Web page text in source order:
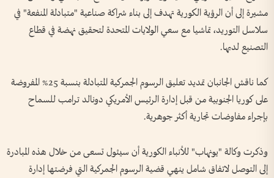
مشيرة إلى أن الرؤية الكورية تهدف إلى بناء شراكة صناعية "متبادلة المنفعة" في
سلاسل التوريد، تماشيا مع سعي الولايات المتحدة لتحقيق نهضة في قطاع
التصنيع لديها.
كما ناقش الجانبان تمديد تعليق الرسوم الجمركية المتبادلة بنسبة 25% المفروضة
على كوريا الجنوبية من قبل إدارة الرئيس الأمريكي دونالد ترامب للسماح
بإجراء مفاوضات تجارية أكثر جوهرية.
وذكرت وكالة "يونهاب" للأنباء الكورية أن سيئول تسعى من خلال هذه المبادرة
إلى التوصل لاتفاق شامل ينهي قضية الرسوم الجمركية التي فرضتها إدارة